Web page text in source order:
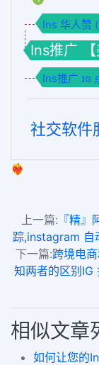
Ins 华人赞
Ins推广
Ins推广 ɪɢ
社交软
❤️‍🔥
上一篇: 『精
踪,instagram 自
下一篇:跨境电
知两者的区别IG
相似文章
如何让您的